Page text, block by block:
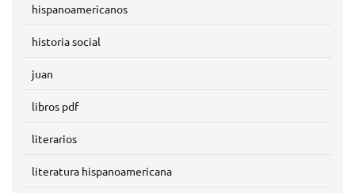
hispanoamericanos
historia social
juan
libros pdf
literarios
literatura hispanoamericana